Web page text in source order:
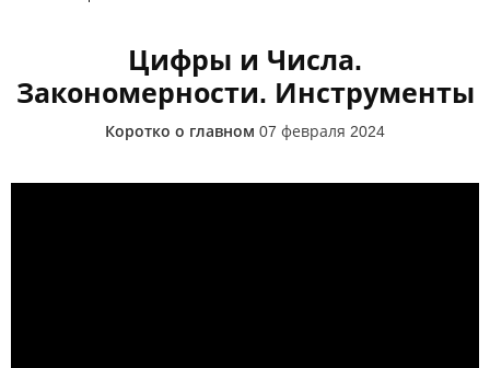
Цифры и Числа.
Закономерности. Инструменты
Коротко о главном 07 февраля 2024